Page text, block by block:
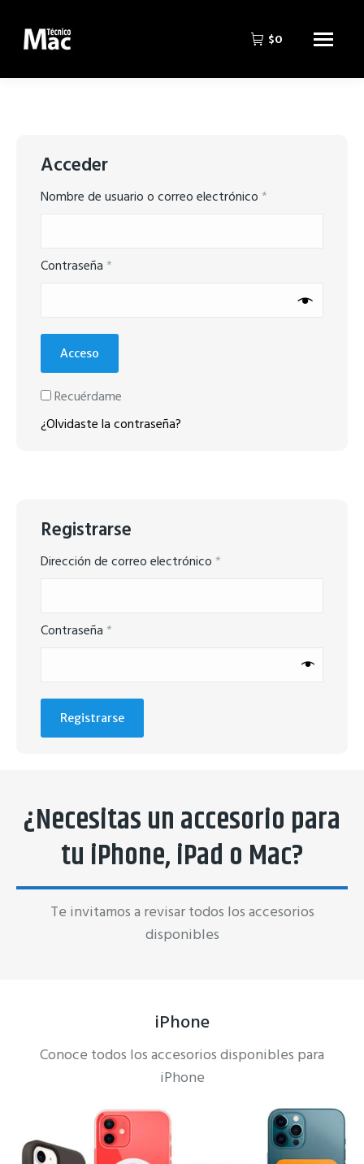
$0
Acceder
Nombre de usuario o correo electrónico *
Contraseña *
Acceso
Recuérdame
¿Olvidaste la contraseña?
Registrarse
Dirección de correo electrónico *
Contraseña *
Registrarse
¿Necesitas un accesorio para
tu iPhone, iPad o Mac?
Te invitamos a revisar todos los accesorios
disponibles
iPhone
Conoce todos los accesorios disponibles para
iPhone